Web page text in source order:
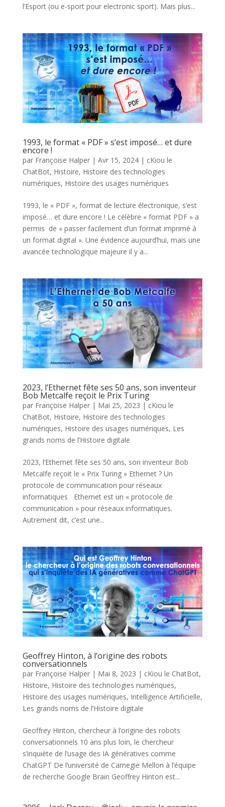
l’Esport (ou e-sport pour electronic sport). Mais plus...
1993, le format « PDF » s’est imposé… et dure
encore !
par Françoise Halper| Avr 15, 2024| cKiou le
ChatBot, Histoire, Histoire des technologies
numériques, Histoire des usages numériques
1993, le « PDF », format de lecture électronique, s’est
imposé… et dure encore ! Le célèbre « format PDF » a
permis de « passer facilement d’un format imprimé à
un format digital ». Une évidence aujourd’hui, mais une
avancée technologique majeure il y a...
2023, l’Ethernet fête ses 50 ans, son inventeur
Bob Metcalfe reçoit le Prix Turing
par Françoise Halper| Mai 25, 2023 | cKiou le
ChatBot, Histoire, Histoire des technologies
numériques, Histoire des usages numériques, Les
grands noms de l’Histoire digitale
2023, l’Ethernet fête ses 50 ans, son inventeur Bob
Metcalfe reçoit le « Prix Turing » Ethernet ? Un
protocole de communication pour réseaux
informatiques Ethernet est un « protocole de
communication » pour réseaux informatiques.
Autrement dit, c’est une...
Geoffrey Hinton, à l’origine des robots
conversationnels
par Françoise Halper| Mai 8, 2023 | cKiou le ChatBot,
Histoire, Histoire des technologies numériques,
Histoire des usages numériques, Intelligence Artificielle,
Les grands noms de l’Histoire digitale
Geoffrey Hinton, chercheur à l’origine des robots
conversationnels 10 ans plus loin, le chercheur
s’inquiète de l’usage des IA génératives comme
ChatGPT De l’université de Carnegie Mellon à l’équipe
de recherche Google Brain Geoffrey Hinton est...